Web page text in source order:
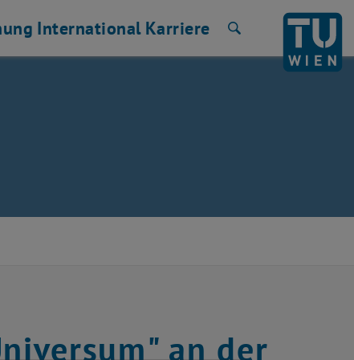
International Karriere
an der